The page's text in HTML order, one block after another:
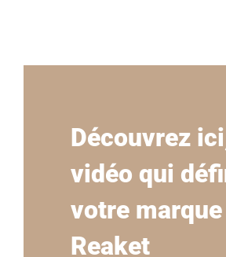
Découvrez
vidéo qui
votre marque
Reaket